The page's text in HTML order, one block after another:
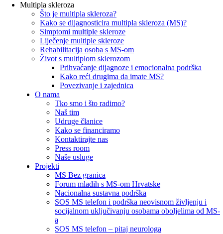
Multipla skleroza
Što je multipla skleroza?
Kako se dijagnosticira multipla skleroza (MS)?
Simptomi multiple skleroze
Liječenje multiple skleroze
Rehabilitacija osoba s MS-om
Život s multiplom sklerozom
Prihvaćanje dijagnoze i emocionalna podrška
Kako reći drugima da imate MS?
Povezivanje i zajednica
O nama
Tko smo i što radimo?
Naš tim
Udruge članice
Kako se financiramo
Kontaktirajte nas
Press room
Naše usluge
Projekti
MS Bez granica
Forum mladih s MS-om Hrvatske
Nacionalna sustavna podrška
SOS MS telefon i podrška neovisnom življenju i
socijalnom uključivanju osobama oboljelima od MS-
a
SOS MS telefon – pitaj neurologa